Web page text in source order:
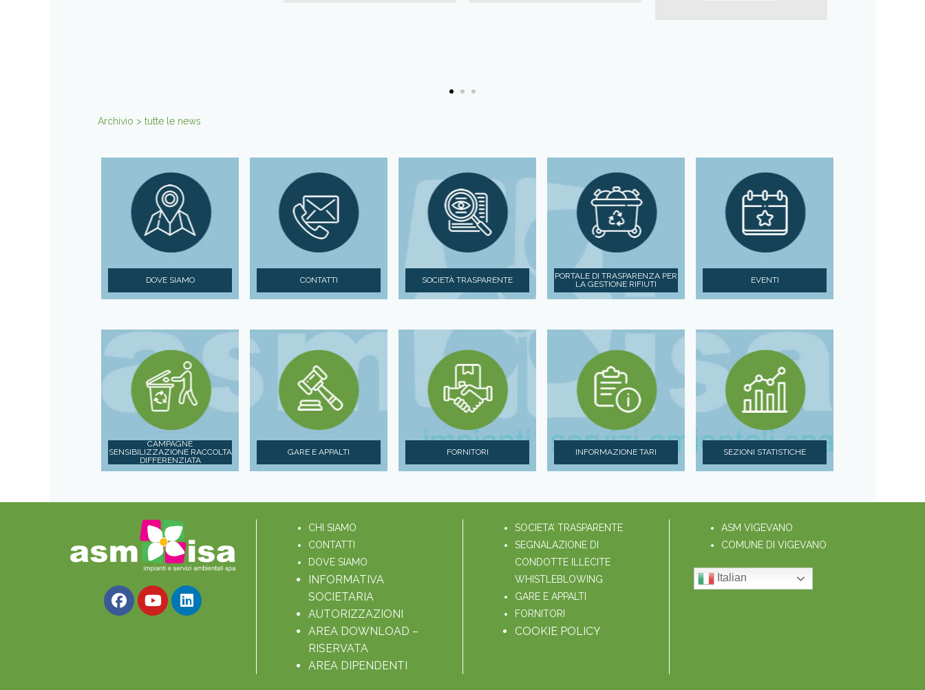
Archivio > tutte le news
DOVE SIAMO CONTATTI SOCIETÀ TRASPARENTE
PORTALE DI TRASPARENZA PER
LA GESTIONE RIFIUTI
EVENTI
CAMPAGNE
SENSIBILIZZAZIONE RACCOLTA
DIFFERENZIATA
GARE E APPALTI FORNITORI INFORMAZIONE TARI SEZIONI STATISTICHE
CHI SIAMO
CONTATTI
DOVE SIAMO
INFORMATIVA
SOCIETARIA
AUTORIZZAZIONI
AREA DOWNLOAD –
RISERVATA
AREA DIPENDENTI
SOCIETA’ TRASPARENTE
SEGNALAZIONE DI
CONDOTTE ILLECITE
WHISTLEBLOWING
GARE E APPALTI
FORNITORI
COOKIE POLICY
ASM VIGEVANO
COMUNE DI VIGEVANO
Italian